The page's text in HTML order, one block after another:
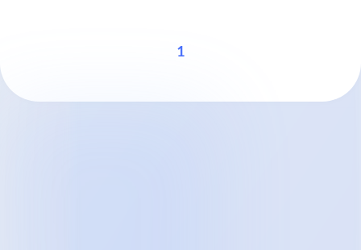
1